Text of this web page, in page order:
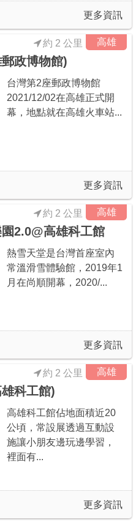
更多資訊
高雄
政博物館)
約 2 公里
台灣第2座郵政博物館
2021/12/02在高雄正式開
幕，地點就在高雄火車站...
更多資訊
高雄
2.0@高雄科工館
約 2 公里
熱雪天堂是台灣首座室內
常溫滑雪體驗館，2019年1
月在尚順開幕，2020/...
更多資訊
高雄
科工館)
約 2 公里
高雄科工館佔地面積近20
公頃，常設展透過互動設
施讓小朋友邊玩邊學習，
裡面有...
更多資訊